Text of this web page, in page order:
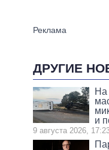
ДРУГИЕ
На
и
9 августа 2026,